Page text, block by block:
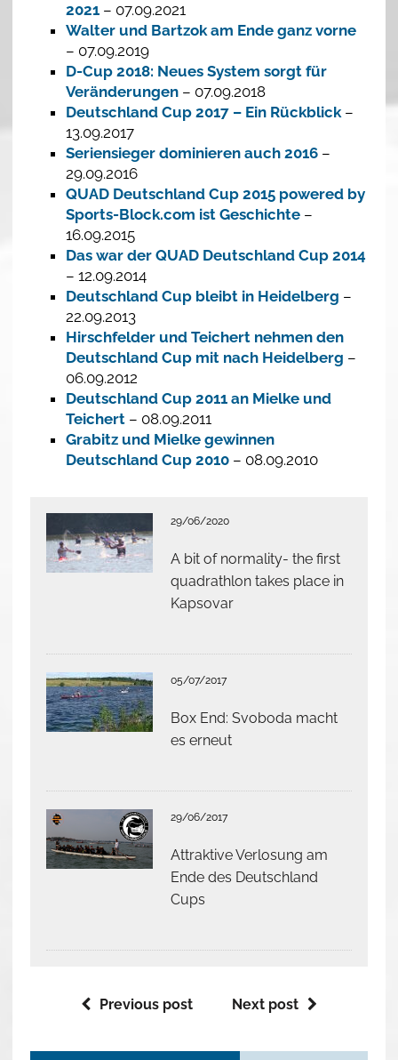
2021– 07.09.2021
Walter und Bartzok am Ende ganz vorne
– 07.09.2019
D-Cup 2018: Neues System sorgt für
Veränderungen– 07.09.2018
Deutschland Cup 2017 – Ein Rückblick–
13.09.2017
Seriensieger dominieren auch 2016–
29.09.2016
QUAD Deutschland Cup 2015 powered by
Sports-Block.com ist Geschichte–
16.09.2015
Das war der QUAD Deutschland Cup 2014
– 12.09.2014
Deutschland Cup bleibt in Heidelberg –
22.09.2013
Hirschfelder und Teichert nehmen den
Deutschland Cup mit nach Heidelberg –
06.09.2012
Deutschland Cup 2011 an Mielke und
Teichert– 08.09.2011
Grabitz und Mielke gewinnen
Deutschland Cup 2010– 08.09.2010
29/06/2020
A bit of normality- the first
quadrathlon takes place in
Kapsovar
05/07/2017
Box End: Svoboda macht
es erneut
29/06/2017
Attraktive Verlosung am
Ende des Deutschland
Cups
Previous post Next post